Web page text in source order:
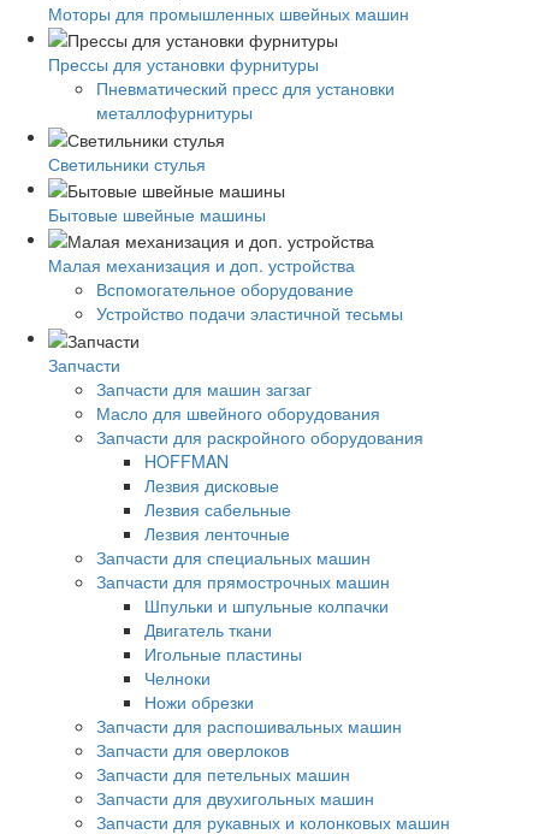
Моторы для промышленных швейных машин
Прессы для установки фурнитуры
Пневматический пресс для установки
металлофурнитуры
Светильники стулья
Бытовые швейные машины
Малая механизация и доп. устройства
Вспомогательное оборудование
Устройство подачи эластичной тесьмы
Запчасти
Запчасти для машин загзаг
Масло для швейного оборудования
Запчасти для раскройного оборудования
HOFFMAN
Лезвия дисковые
Лезвия сабельные
Лезвия ленточные
Запчасти для специальных машин
Запчасти для прямострочных машин
Шпульки и шпульные колпачки
Двигатель ткани
Игольные пластины
Челноки
Ножи обрезки
Запчасти для распошивальных машин
Запчасти для оверлоков
Запчасти для петельных машин
Запчасти для двухигольных машин
Запчасти для рукавных и колонковых машин